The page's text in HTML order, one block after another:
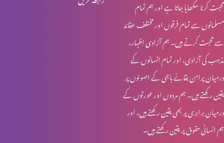
عید ولادت المنجی
فرشتوں میں جماعتی بندش (پارٹ 2)
فرشتوں میں جماعتی بندش (پارٹ 1)
محبت کرنا سکھایا جاتا ہے اور ہم تمام
مسلمانوں سے تمام فرقوں اور مختلف عقائد
سے محبت کرتے ہیں۔ ہم آزادی اظہار،
مذہب کی آزادی، اور تمام انسانوں کے
درمیان پرامن بقائے باہمی کے اصولوں پر
یقین رکھتے ہیں۔ ہم مردوں اور عورتوں کے
درمیان برابری پر بھی یقین رکھتے ہیں، اور
ہم انسانی حقوق پر یقین رکھتے ہیں۔